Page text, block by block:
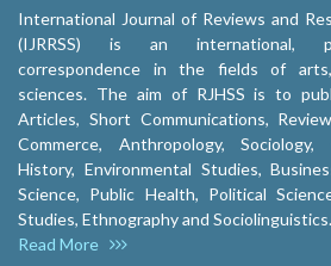
International Journal of Reviews and
(IJRRSS) is an international,
correspondence in the fields of
sciences. The aim of RJHSS is to
Articles, Short Communications,
Commerce, Anthropology, Sociology,
History, Environmental Studies,
Science, Public Health, Political
Studies, Ethnography and Sociolinguistics.
Read More